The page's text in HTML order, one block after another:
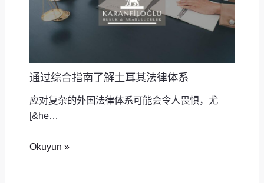
通过综合指南了解土耳其法律体系
应对复杂的外国法律体系可能会令人畏惧，尤
[&he…
Okuyun »